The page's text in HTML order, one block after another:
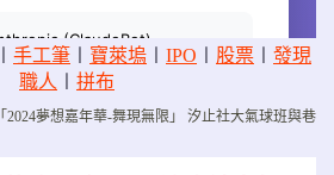
手工筆 寶萊塢 IPO 股票
發現
職人
拼布
「2024夢想嘉年華-舞現無限」 汐止社大氣球班與巷